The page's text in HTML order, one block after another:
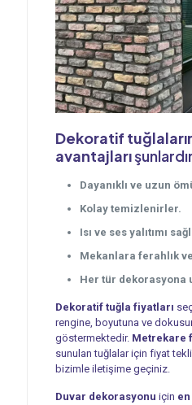
Dekoratif
avantajları
Dayanıklı ve uzun
Kolay temizlenirler.
Isı ve ses yalıtımı
Mekanlara ferahlık
Her tür dekorasyona
Dekoratif tuğla fiyatları
rengine, boyutuna ve
göstermektedir. Metrekare
sunulan tuğlalar için fiyat
bizimle iletişime geçiniz.
Duvar dekorasyonu için